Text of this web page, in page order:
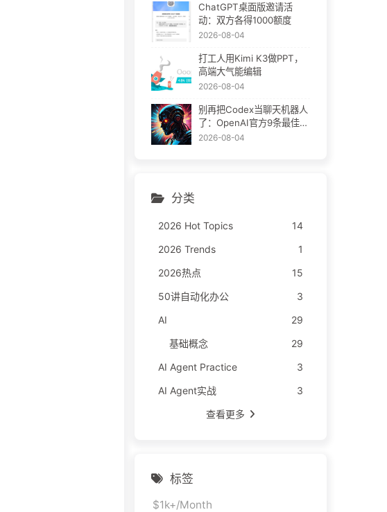
ChatGPT桌面版邀请活
动：双方各得1000额度
2026-08-04
打工人用Kimi K3做PPT，
高端大气能编辑
2026-08-04
别再把Codex当聊天机器人
了：OpenAI官方9条最佳实
践
2026-08-04
分类
2026 Hot Topics
14
2026 Trends
1
2026热点
15
50讲自动化办公
3
AI
29
基础概念
29
AI Agent Practice
3
AI Agent实战
3
查看更多
标签
$1k+/Month